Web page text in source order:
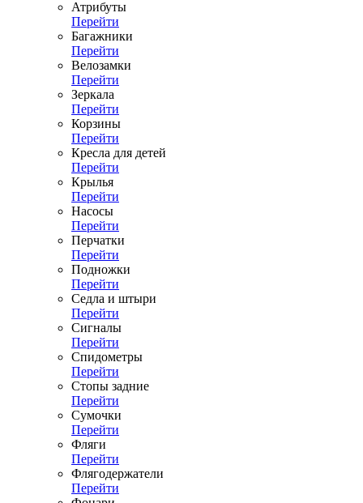
Атрибуты
Перейти
Багажники
Перейти
Велозамки
Перейти
Зеркала
Перейти
Корзины
Перейти
Кресла для детей
Перейти
Крылья
Перейти
Насосы
Перейти
Перчатки
Перейти
Подножки
Перейти
Седла и штыри
Перейти
Сигналы
Перейти
Спидометры
Перейти
Стопы задние
Перейти
Сумочки
Перейти
Фляги
Перейти
Флягодержатели
Перейти